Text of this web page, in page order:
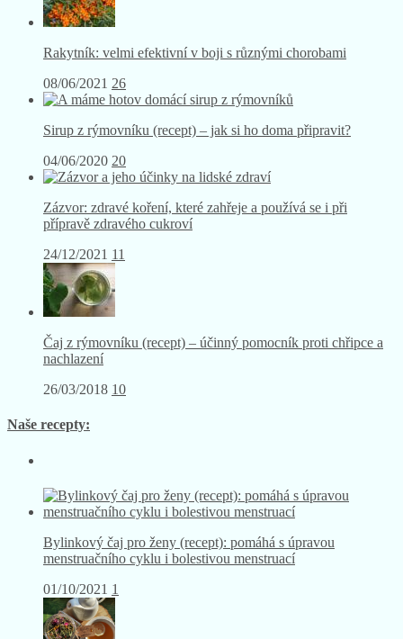
Rakytník: velmi efektivní v boji s různými chorobami
08/06/2021 26
Sirup z rýmovníku (recept) – jak si ho doma připravit?
04/06/2020 20
Zázvor: zdravé koření, které zahřeje a používá se i při
přípravě zdravého cukroví
24/12/2021 11
Čaj z rýmovníku (recept) – účinný pomocník proti chřipce a
nachlazení
26/03/2018 10
Naše recepty:
Bylinkový čaj pro ženy (recept): pomáhá s úpravou
menstruačního cyklu i bolestivou menstruací
01/10/2021 1